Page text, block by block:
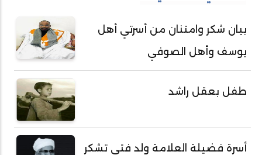
بيان شكر وامتنان من أسرتي أهل
يوسف وأهل الصوفي
طفل بعقل راشد
أسرة فضيلة العلامة ولد فتى تشكر